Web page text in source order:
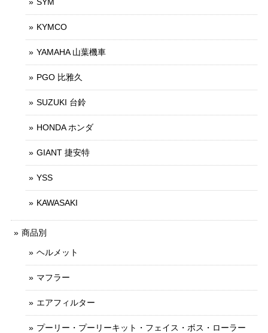
KYMCO
YAMAHA 山葉機車
PGO 比雅久
SUZUKI 台鈴
HONDA ホンダ
GIANT 捷安特
YSS
KAWASAKI
商品別
ヘルメット
マフラー
エアフィルター
プーリー・プーリーキット・フェイス・ボス・ローラー